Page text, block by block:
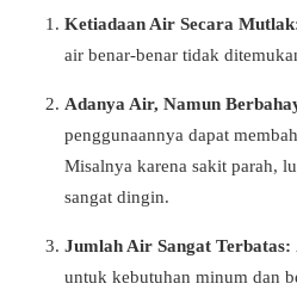
Ketiadaan Air Secara
air benar-benar tidak
Adanya Air, Namun
penggunaannya dapat
Misalnya karena sakit parah,
sangat dingin.
Jumlah Air Sangat Terbatas:
untuk kebutuhan minum dan